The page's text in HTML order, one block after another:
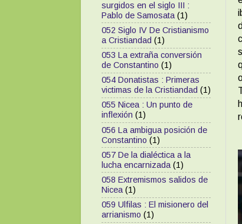
surgidos en el siglo III :
Pablo de Samosata (1)
052 Siglo IV De Cristianismo
a Cristiandad (1)
053 La extraña conversión
de Constantino (1)
054 Donatistas : Primeras
victimas de la Cristiandad (1)
055 Nicea : Un punto de
inflexión (1)
056 La ambigua posición de
Constantino (1)
057 De la dialéctica a la
lucha encarnizada (1)
058 Extremismos salidos de
Nicea (1)
059 Ulfilas : El misionero del
arrianismo (1)